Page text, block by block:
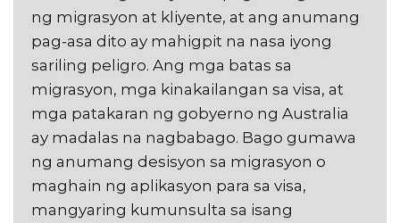
ng migrasyon at kliyente, at ang anumang
pag-asa dito ay mahigpit na nasa iyong
sariling peligro. Ang mga batas sa
migrasyon, mga kinakailangan sa visa, at
mga patakaran ng gobyerno ng Australia
ay madalas na nagbabago. Bago gumawa
ng anumang desisyon sa migrasyon o
maghain ng aplikasyon para sa visa,
mangyaring kumunsulta sa isang